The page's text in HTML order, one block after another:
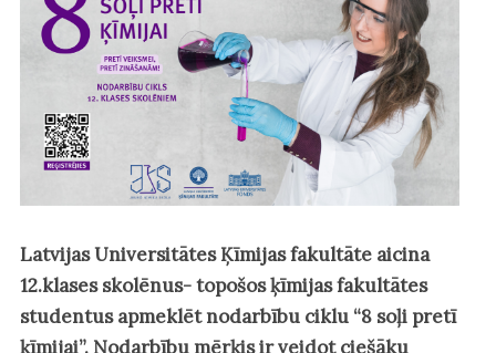
Latvijas Universitātes Ķīmijas fakultāte aicina
12.klases skolēnus- topošos ķīmijas fakultātes
studentus apmeklēt nodarbību ciklu “8 soļi pretī
ķīmijai”. Nodarbību mērķis ir veidot ciešāku